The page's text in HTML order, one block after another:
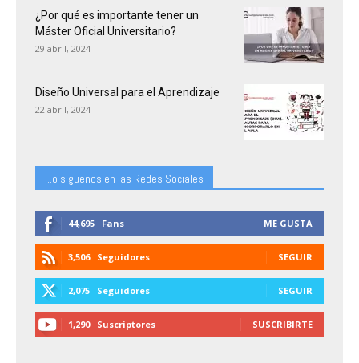
¿Por qué es importante tener un
Máster Oficial Universitario?
29 abril, 2024
Diseño Universal para el Aprendizaje
22 abril, 2024
...o siguenos en las Redes Sociales
44,695 Fans ME GUSTA
3,506 Seguidores SEGUIR
2,075 Seguidores SEGUIR
1,290 Suscriptores SUSCRIBIRTE